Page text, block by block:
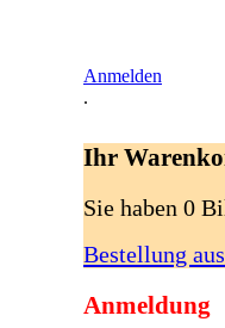
Anmelden
.
Ihr
Sie haben 0
Bestellung
Anmeldung